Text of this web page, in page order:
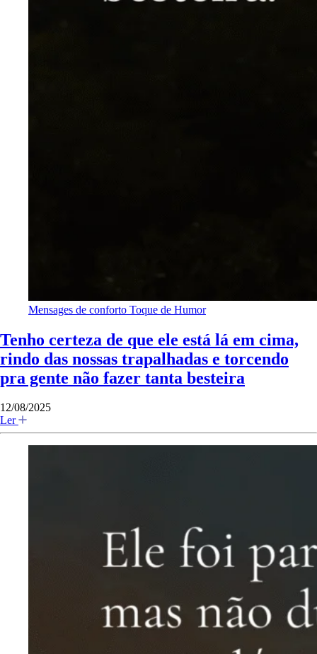
Mensages de conforto Toque de Humor
Tenho certeza de que ele está lá em cima,
rindo das nossas trapalhadas e torcendo
pra gente não fazer tanta besteira
12/08/2025
Ler